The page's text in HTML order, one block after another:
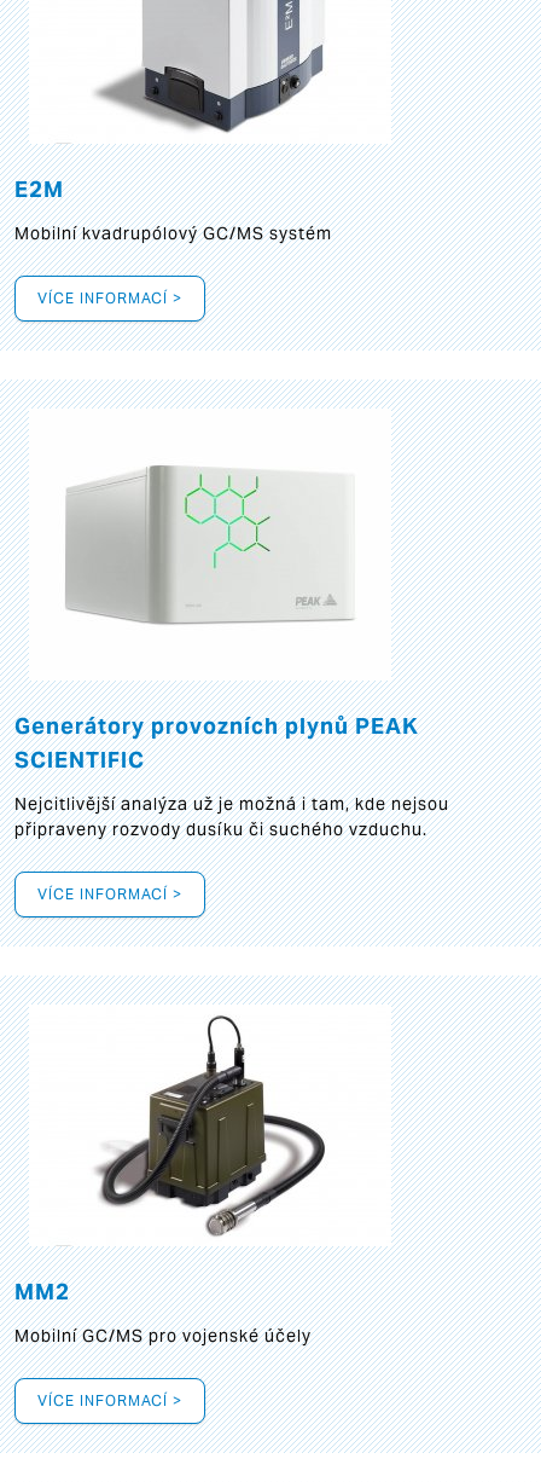
E2M
Mobilní kvadrupólový GC/MS systém
VÍCE INFORMACÍ >
Generátory provozních plynů PEAK
SCIENTIFIC
Nejcitlivější analýza už je možná i tam, kde nejsou
připraveny rozvody dusíku či suchého vzduchu.
VÍCE INFORMACÍ >
MM2
Mobilní GC/MS pro vojenské účely
VÍCE INFORMACÍ >